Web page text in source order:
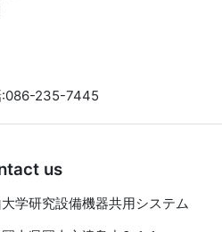
:086-235-7445
us
学研究設備機器共用システム